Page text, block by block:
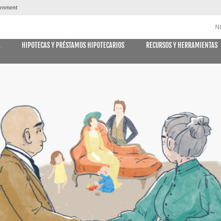
Libreta de ahorro
Declaración Ahorro
Cuenta de Ahorro Kids Club
Cuentas del mercado monetario
Tipos actuales del mercado monetario
HIPOTECAS Y PRÉSTAMOS HIPOTECARIOS RECURSOS Y HERRAMIENTAS
E DECLARACIONES